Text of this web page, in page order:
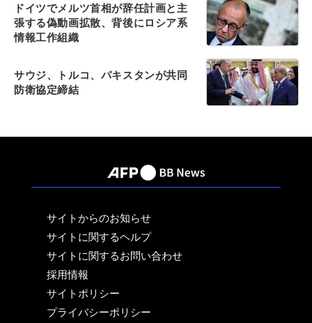
ドイツでメルツ首相が辞任計画と主
張する偽動画拡散、背後にロシア系
情報工作組織
サウジ、トルコ、パキスタンが共同
防衛協定締結
サイトからのお知らせ
サイトに関するヘルプ
サイトに関するお問い合わせ
採用情報
サイトポリシー
プライバシーポリシー